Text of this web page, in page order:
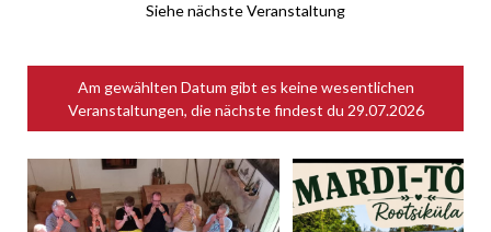
Siehe nächste Veranstaltung
Am gewählten Datum gibt es keine wesentlichen
Veranstaltungen, die nächste findest du 29.07.2026